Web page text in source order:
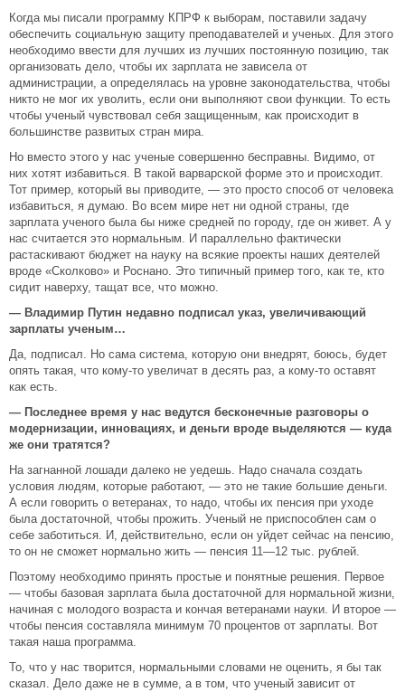
Когда мы писали программу КПРФ к выборам, поставили задачу
обеспечить социальную защиту преподавателей и ученых. Для этого
необходимо ввести для лучших из лучших постоянную позицию, так
организовать дело, чтобы их зарплата не зависела от
администрации, а определялась на уровне законодательства, чтобы
никто не мог их уволить, если они выполняют свои функции. То есть
чтобы ученый чувствовал себя защищенным, как происходит в
большинстве развитых стран мира.
Но вместо этого у нас ученые совершенно бесправны. Видимо, от
них хотят избавиться. В такой варварской форме это и происходит.
Тот пример, который вы приводите, — это просто способ от человека
избавиться, я думаю. Во всем мире нет ни одной страны, где
зарплата ученого была бы ниже средней по городу, где он живет. А у
нас считается это нормальным. И параллельно фактически
растаскивают бюджет на науку на всякие проекты наших деятелей
вроде «Сколково» и Роснано. Это типичный пример того, как те, кто
сидит наверху, тащат все, что можно.
— Владимир Путин недавно подписал указ, увеличивающий
зарплаты ученым…
Да, подписал. Но сама система, которую они внедрят, боюсь, будет
опять такая, что кому-то увеличат в десять раз, а кому-то оставят
как есть.
— Последнее время у нас ведутся бесконечные разговоры о
модернизации, инновациях, и деньги вроде выделяются — куда
же они тратятся?
На загнанной лошади далеко не уедешь. Надо сначала создать
условия людям, которые работают, — это не такие большие деньги.
А если говорить о ветеранах, то надо, чтобы их пенсия при уходе
была достаточной, чтобы прожить. Ученый не приспособлен сам о
себе заботиться. И, действительно, если он уйдет сейчас на пенсию,
то он не сможет нормально жить — пенсия 11—12 тыс. рублей.
Поэтому необходимо принять простые и понятные решения. Первое
— чтобы базовая зарплата была достаточной для нормальной жизни,
начиная с молодого возраста и кончая ветеранами науки. И второе —
чтобы пенсия составляла минимум 70 процентов от зарплаты. Вот
такая наша программа.
То, что у нас творится, нормальными словами не оценить, я бы так
сказал. Дело даже не в сумме, а в том, что ученый зависит от